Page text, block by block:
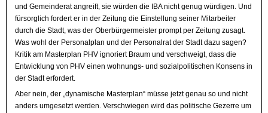
und Gemeinderat angreift, sie würden die IBA nicht genug würdigen. Und
fürsorglich fordert er in der Zeitung die Einstellung seiner Mitarbeiter
durch die Stadt, was der Oberbürgermeister prompt per Zeitung zusagt.
Was wohl der Personalplan und der Personalrat der Stadt dazu sagen?
Kritik am Masterplan PHV ignoriert Braum und verschweigt, dass die
Entwicklung von PHV einen wohnungs- und sozialpolitischen Konsens in
der Stadt erfordert.
Aber nein, der „dynamische Masterplan“ müsse jetzt genau so und nicht
anders umgesetzt werden. Verschwiegen wird das politische Gezerre um